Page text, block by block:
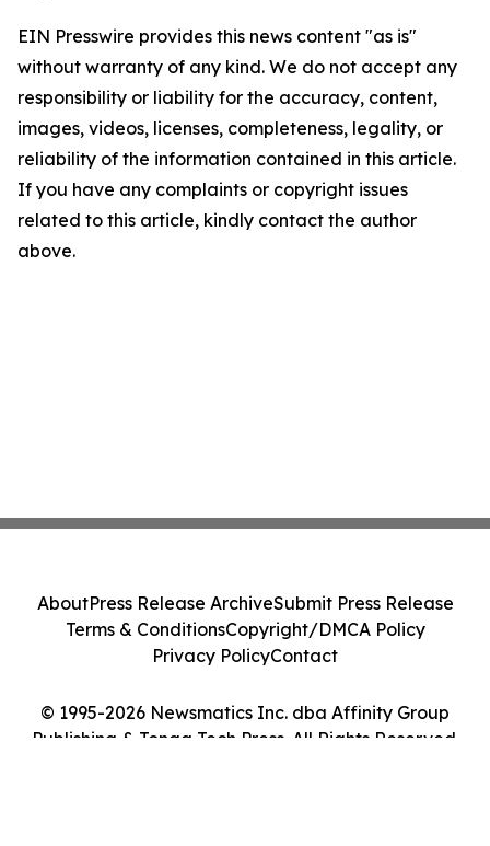
EIN Presswire provides this news content "as is"
without warranty of any kind. We do not accept any
responsibility or liability for the accuracy, content,
images, videos, licenses, completeness, legality, or
reliability of the information contained in this article.
If you have any complaints or copyright issues
related to this article, kindly contact the author
above.
© 1995-2026 Newsmatics Inc. dba Affinity Group
Publishing & Tonga Tech Press. All Rights Reserved.
AboutPress Release ArchiveSubmit Press Release
Terms & ConditionsCopyright/DMCA Policy
Privacy PolicyContact